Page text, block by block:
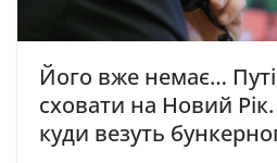
Його вже немає…
сховати на Новий
куди везуть